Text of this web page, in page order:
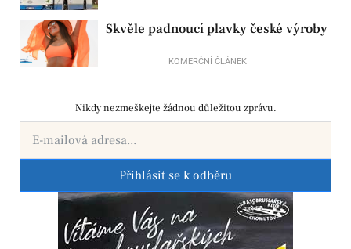
Skvěle padnoucí plavky české výroby
KOMERČNÍ ČLÁNEK
Nikdy nezmeškejte žádnou důležitou zprávu.
Přihlásit se k odběru